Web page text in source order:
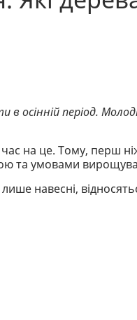
в осінній період.
на це. Тому, перш
та умовами
навесні,